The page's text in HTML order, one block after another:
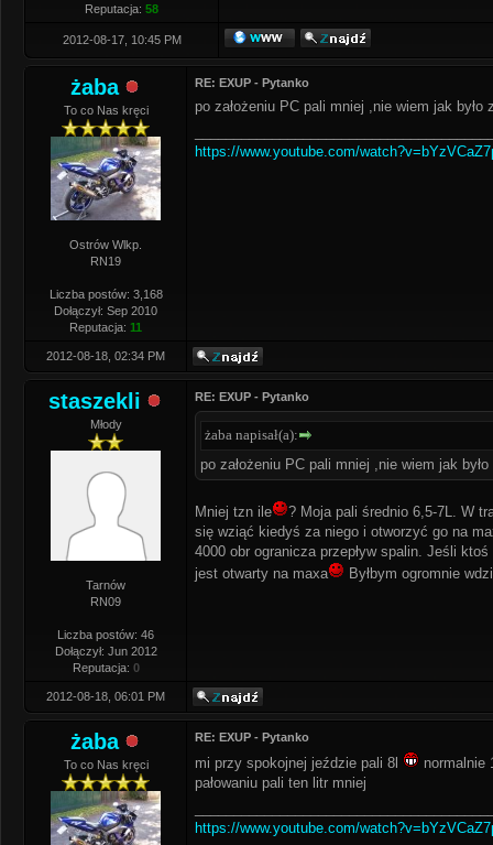
Reputacja: 58
2012-08-17, 10:45 PM
żaba
To co Nas kręci
Ostrów Wlkp.
RN19
Liczba postów: 3,168
Dołączył: Sep 2010
Reputacja: 11
RE: EXUP - Pytanko
po założeniu PC pali mniej ,nie wiem jak
https://www.youtube.com/
2012-08-18, 02:34 PM
staszekli
Młody
Tarnów
RN09
Liczba postów: 46
Dołączył: Jun 2012
Reputacja: 0
RE: EXUP - Pytanko
żaba napisał(a):
po założeniu PC pali mniej ,nie wiem jak
Mniej tzn ile
? Moja pali średnio 6,5-7L. W
się wziąć kiedyś za niego i otworzyć go na
4000 obr ogranicza przepływ spalin. Jeśli
jest otwarty na maxa
Byłbym ogromnie
2012-08-18, 06:01 PM
żaba
To co Nas kręci
RE: EXUP - Pytanko
mi przy spokojnej jeździe pali 8l
normalnie
pałowaniu pali ten litr mniej
https://www.youtube.com/